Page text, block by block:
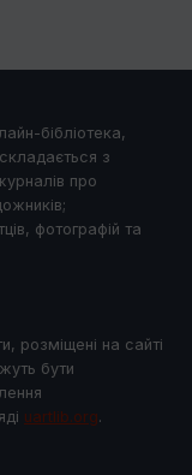
бібліотека,
з
про
фотографій та
розміщені на сайті
бути
uartlib.org.